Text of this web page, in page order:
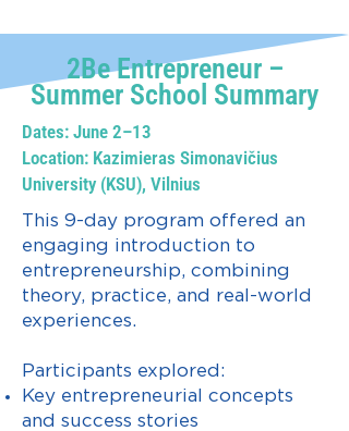
2Be Entrepreneur –
Summer School Summary
Dates: June 2–13
Location: Kazimieras Simonavičius
University (KSU), Vilnius
This 9-day program offered an
engaging introduction to
entrepreneurship, combining
theory, practice, and real-world
experiences.
Participants explored:
Key entrepreneurial concepts
and success stories